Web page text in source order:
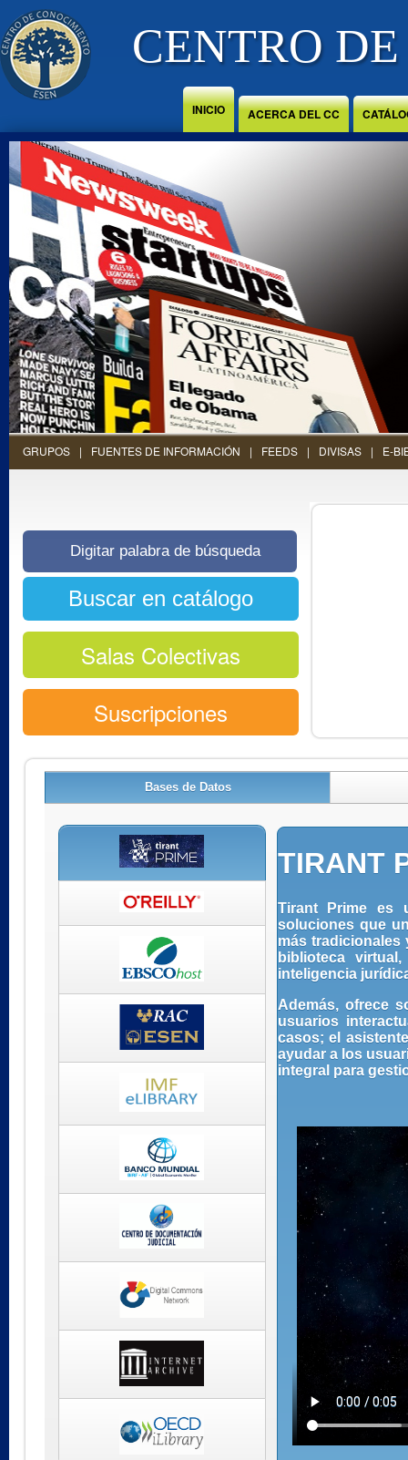
Jump to Content
CENTRO
INICIO ACERCA DEL CC
GRUPOS FUENTES DE INFORMACIÓN FEEDS DIVISAS E-
Salas Colectivas
Suscripciones